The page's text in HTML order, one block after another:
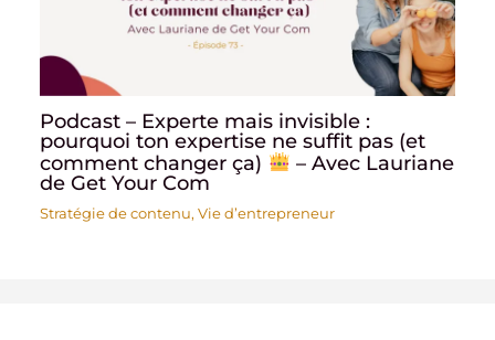
Podcast – Experte mais invisible :
pourquoi ton expertise ne suffit pas (et
comment changer ça)
– Avec Lauriane
de Get Your Com
Stratégie de contenu,Vie d’entrepreneur